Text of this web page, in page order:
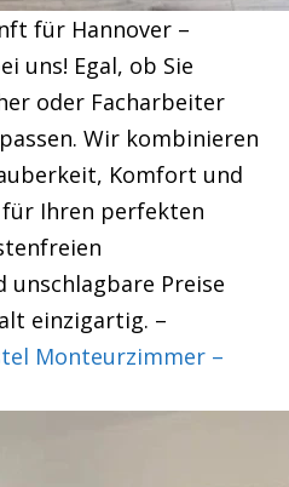
für Hannover –
uns! Egal, ob Sie
oder Facharbeiter
Wir kombinieren
Komfort und
Ihren perfekten
unschlagbare Preise
einzigartig. –
Monteurzimmer –